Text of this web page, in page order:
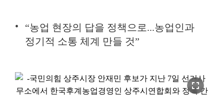
“농업 현장의 답을 정책으로...농업인과
정기적 소통 체계 만들 것”
fullscreen